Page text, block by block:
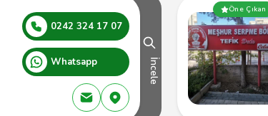
0242 324 17 07
Whatsapp İncele
Öne Çıkan